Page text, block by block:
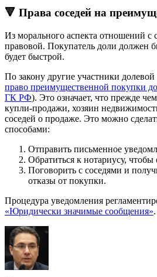
🔻 Права соседей на
Из морального аспекта отношений с
правовой. Покупатель доли должен
будет быстрой.
По закону другие участники
право преимущественной покупки
ГК РФ). Это означает, что прежде
купли-продажи, хозяин
соседей о продаже. Это можно
способами:
Отправить письменное
Обратиться к нотариусу, чтобы
Поговорить с соседями и
отказы от покупки.
Процедура уведомления
«Юридически значимые сообщения».